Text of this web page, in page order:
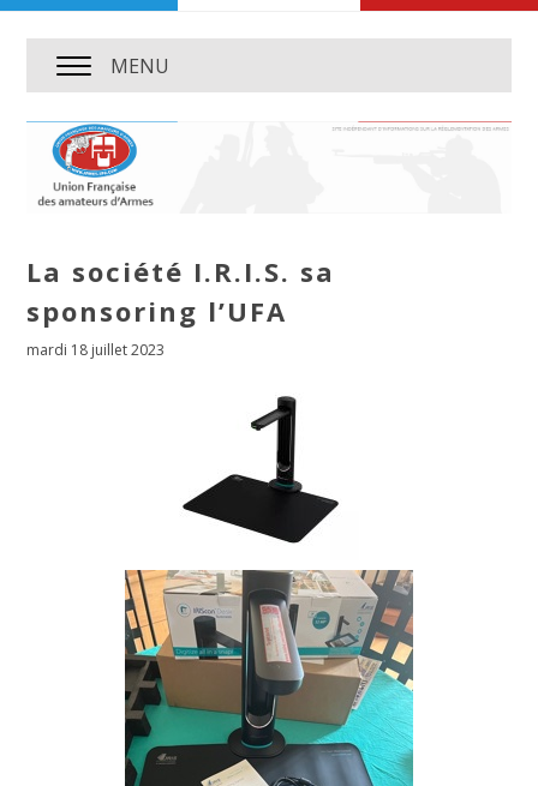
MENU
La société I.R.I.S. sa
sponsoring l’UFA
mardi 18 juillet 2023